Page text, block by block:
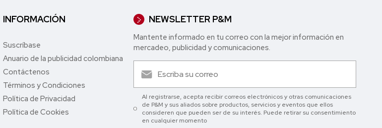
INFORMACIÓN
Suscríbase
Anuario de la publicidad colombiana
Contáctenos
Términos y Condiciones
Política de Privacidad
Política de Cookies
NEWSLETTER P&M
Mantente informado en tu correo con la mejor in formación en
mercadeo, publicidad y comunicaciones.
Al registrarse, acepta recibir correos electrónicos y otras comunicaciones
de P&M y sus aliados sobre productos, servicios y eventos que ellos
consideren que pueden ser de su interés. Puede retirar su consentimiento
en cualquier momento